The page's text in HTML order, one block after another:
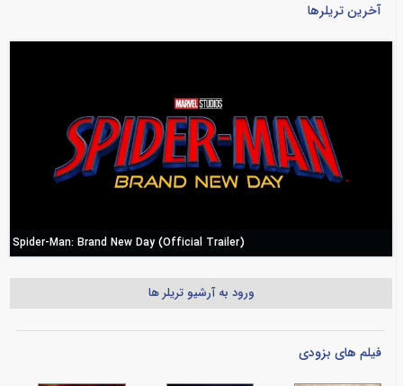
آخرین تریلرها
Spider-Man: Brand New Day (Official Trailer)
ورود به آرشیو تریلر ها
فیلم های بزودی